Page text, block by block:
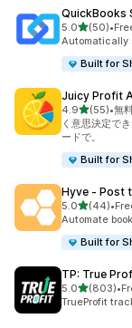
QuickBooks
5.05つ星中
(50)
合計レビュー
•
Automatically
Built for
Juicy Profit
4.95つ星中
(55)
合計レビュー
•無
く意思決定で
ードで。
Built for
Hyve ‑ Post
5.05つ星中
(44)
合計レビュー
•
Automate
Built for
TP: True
5.05つ星中
(803)
合計レビュー
•
TrueProfit